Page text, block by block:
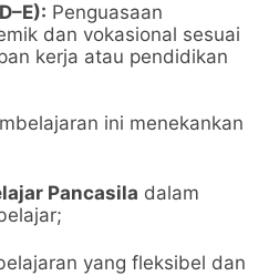
Penguasaan
dan vokasional sesuai
kerja atau pendidikan
ini menekankan
Pancasila dalam
yang fleksibel dan